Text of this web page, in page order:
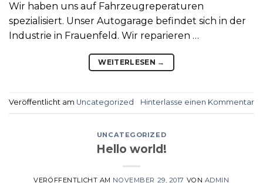
Wir haben uns auf Fahrzeugreperaturen
spezialisiert. Unser Autogarage befindet sich in der
Industrie in Frauenfeld. Wir reparieren …
WEITERLESEN →
Veröffentlicht am Uncategorized Hinterlasse einen Kommentar
UNCATEGORIZED
Hello world!
VERÖFFENTLICHT AM NOVEMBER 29, 2017 VON ADMIN